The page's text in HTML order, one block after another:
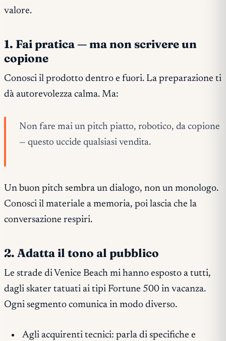
valore.
1. Fai pratica — ma non scrivere un
copione
Conosci il prodotto dentro e fuori. La preparazione ti
dà autorevolezza calma. Ma:
Non fare mai un pitch piatto, robotico, da copione
— questo uccide qualsiasi vendita.
Un buon pitch sembra un dialogo, non un monologo.
Conosci il materiale a memoria, poi lascia che la
conversazione respiri.
2. Adatta il tono al pubblico
Le strade di Venice Beach mi hanno esposto a tutti,
dagli skater tatuati ai tipi Fortune 500 in vacanza.
Ogni segmento comunica in modo diverso.
Agli acquirenti tecnici: parla di specifiche e